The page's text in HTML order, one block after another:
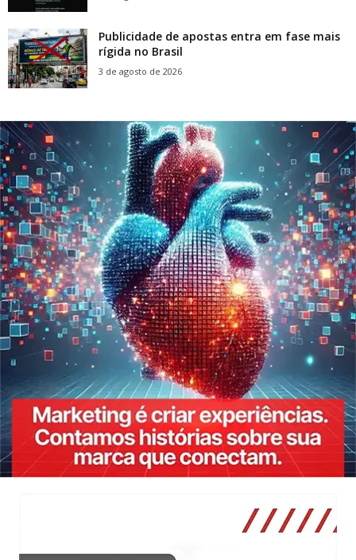
Publicidade de apostas entra em fase mais
rígida no Brasil
3 de agosto de 2026